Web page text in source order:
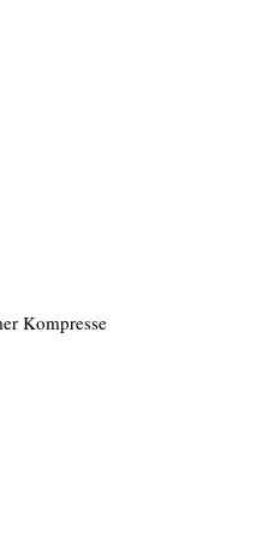
Kompresse